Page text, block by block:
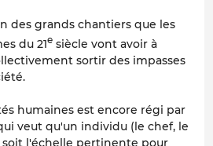
des grands chantiers que les
du 21e siècle vont avoir à
sortir des impasses
humaines est encore régi par
veut qu'un individu (le chef, le
soit l'échelle pertinente pour